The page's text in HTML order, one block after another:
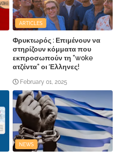
ARTICLES
Φρυκτωρός : Επιμένουν να
στηρίζουν κόμματα που
εκπροσωπούν τη "woke
ατζέντα" οι Έλληνες!
February 01, 2025
NEWS